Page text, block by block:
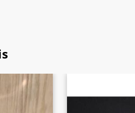
kuat dengan ukuran dan
disediakan misalnya